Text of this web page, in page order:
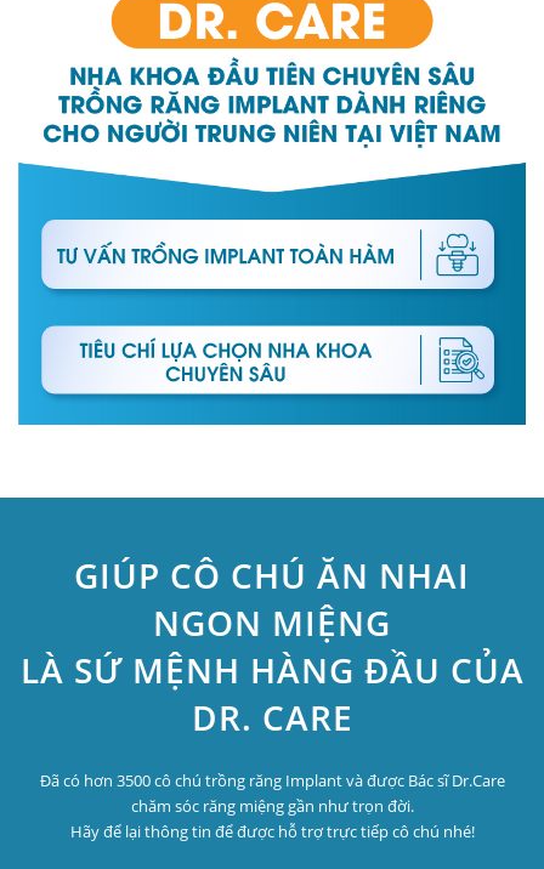
GIÚP CÔ CHÚ ĂN NHAI
NGON MIỆNG
LÀ SỨ MỆNH HÀNG ĐẦU CỦA
DR. CARE
Đã có hơn 3500 cô chú trồng răng Implant và được Bác sĩ Dr.Care
chăm sóc răng miệng gần như trọn đời.
Hãy để lại thông tin để được hỗ trợ trực tiếp cô chú nhé!